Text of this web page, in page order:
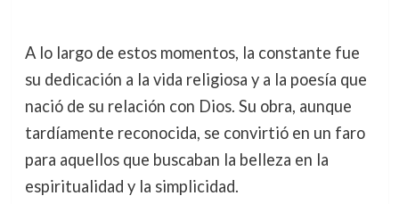
A lo largo de estos momentos, la constante fue
su dedicación a la vida religiosa y a la poesía que
nació de su relación con Dios. Su obra, aunque
tardíamente reconocida, se convirtió en un faro
para aquellos que buscaban la belleza en la
espiritualidad y la simplicidad.